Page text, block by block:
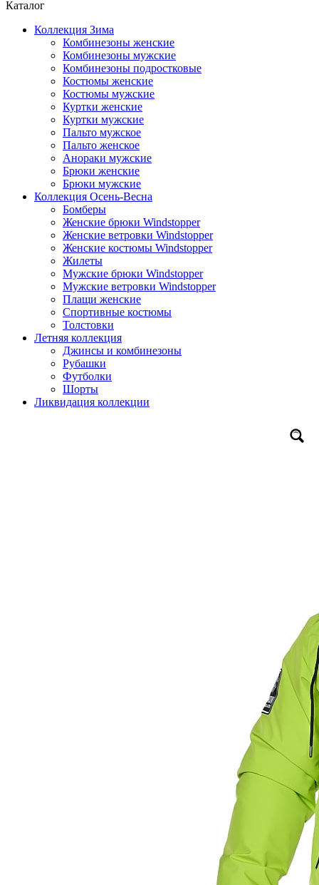
Каталог
Коллекция Зима
Комбинезоны женские
Комбинезоны мужские
Комбинезоны подростковые
Костюмы женские
Костюмы мужские
Куртки женские
Куртки мужские
Пальто мужское
Пальто женское
Анораки мужские
Брюки женские
Брюки мужские
Коллекция Осень-Весна
Бомберы
Женские брюки Windstopper
Женские ветровки Windstopper
Женские костюмы Windstopper
Жилеты
Мужские брюки Windstopper
Мужские ветровки Windstopper
Плащи женские
Спортивные костюмы
Толстовки
Летняя коллекция
Джинсы и комбинезоны
Рубашки
Футболки
Шорты
Ликвидация коллекции